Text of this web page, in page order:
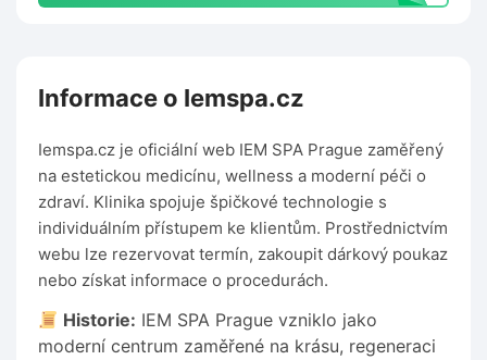
Informace o Iemspa.cz
Iemspa.cz je oficiální web IEM SPA Prague zaměřený
na estetickou medicínu, wellness a moderní péči o
zdraví. Klinika spojuje špičkové technologie s
individuálním přístupem ke klientům. Prostřednictvím
webu lze rezervovat termín, zakoupit dárkový poukaz
nebo získat informace o procedurách.
Historie: IEM SPA Prague vzniklo jako
moderní centrum zaměřené na krásu, regeneraci